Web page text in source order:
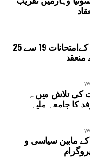
فوقانیہ اور مولوی کےامتحانات 19 سے 25
کی تلاش میں ہ
کا جامعہ ملیہ
مابین سیاسی و